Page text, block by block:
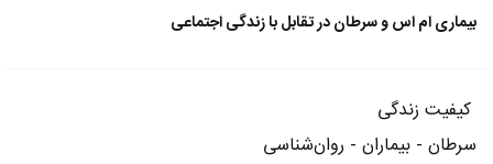
بیماری ام اس و سرطان در تقابل با زندگی اجتماعی
کیفیت زندگی
سرطان - بیماران - روان‌شناسی